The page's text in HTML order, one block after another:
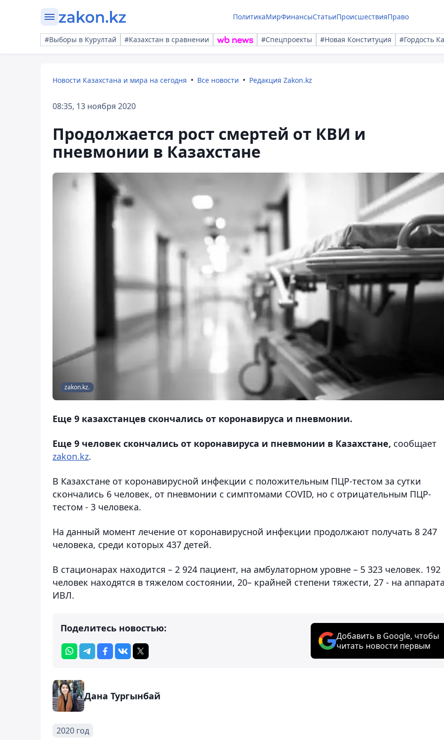
ПолитикаМирФинансыСтатьиПроисшествияПраво
#Выборы в Курултай #Казахстан в сравнении #Спецпроекты #Новая Конституция #Гордость
Новости Казахстана и мира на сегодня Все новости Редакция Zakon.kz
08:35, 13 ноября 2020
Продолжается рост смертей от КВИ и
пневмонии в Казахстане
zakon.kz.
Еще 9 казахстанцев скончались от коронавируса и пневмонии.
Еще 9 человек скончались от коронавируса и пневмонии в Казахстане, сообщает
zakon.kz.
В Казахстане от коронавирусной инфекции с положительным ПЦР-тестом за сутки
скончались 6 человек, от пневмонии с симптомами COVID, но с отрицательным ПЦР-
тестом - 3 человека.
На данный момент лечение от коронавирусной инфекции продолжают получать 8 247
человека, среди которых 437 детей.
В стационарах находится – 2 924 пациент, на амбулаторном уровне – 5 323 человек. 192
человек находятся в тяжелом состоянии, 20– крайней степени тяжести, 27 - на
ИВЛ.
Поделитесь новостью:
Добавить в Google, чтобы
читать новости первым
Дана Тургынбай
2020 год